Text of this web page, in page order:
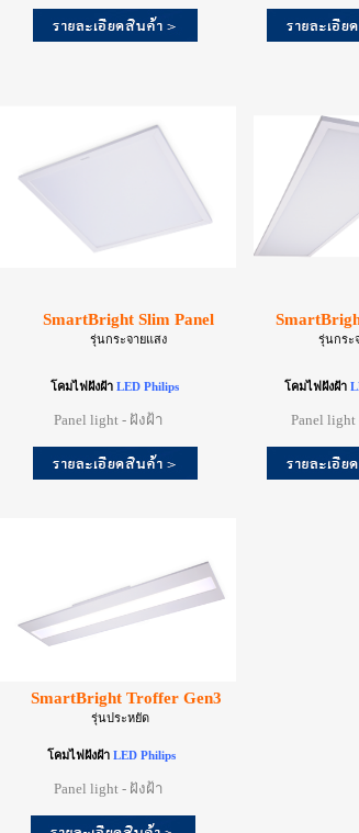
Slim Panel
รุ่นกระจายแสง
SmartBright
รุ่นกระ
โคมไฟฝังฝ้าLED Philips
Panel light - ฝังฝ้า
โคมไฟฝังฝ้า
Panel
SmartBright Troffer Gen3
รุ่นประหยัด
โคมไฟฝังฝ้าLED Philips
Panel light - ฝังฝ้า